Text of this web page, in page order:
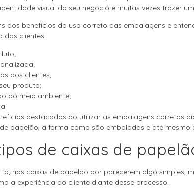
visual do seu negócio e muitas vezes trazer
dos benefícios do uso correto das embalagens e
dos clientes.
dos clientes;
produto;
do meio ambiente;
destacados ao utilizar as embalagens corretas
papelão, a forma como são embaladas e até
de caixas de
nas caixas de papelão por parecerem algo simples,
a experiência do cliente diante desse processo.